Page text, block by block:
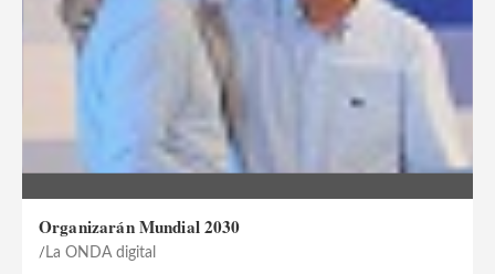
Organizarán Mundial 2030
La ONDA digital